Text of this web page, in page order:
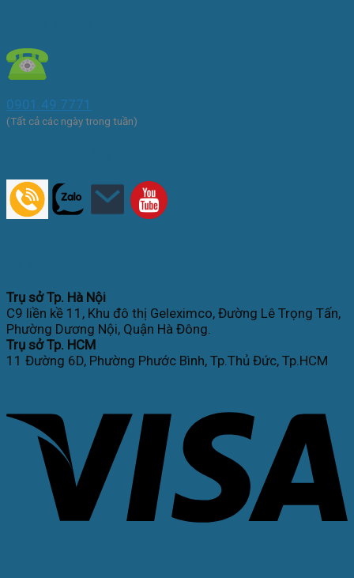
0901.49.7771
(Tất cả các ngày trong tuần)
Trụ sở Tp. Hà Nội
C9 liền kề 11, Khu đô thị Geleximco, Đường Lê Trọng Tấn,
Phường Dương Nội, Quận Hà Đông.
Trụ sở Tp. HCM
11 Đường 6D, Phường Phước Bình, Tp.Thủ Đức, Tp.HCM